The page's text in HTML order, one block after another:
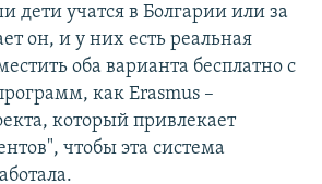
дети учатся в Болгарии или за
он, и у них есть реальная
оба варианта бесплатно с
как Erasmus –
который привлекает
чтобы эта система